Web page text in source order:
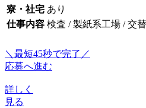
寮・社宅 あり
仕事内容 検査 / 製紙系工場 / 交
＼最短45秒で完了／
応募へ進む
詳しく
見る